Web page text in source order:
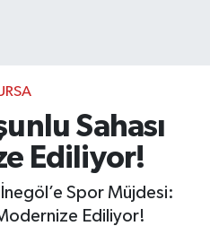
Sahası
Ediliyor!
Spor Müjdesi:
Ediliyor!